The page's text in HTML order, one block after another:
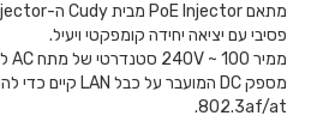
מתאם PoE Injector מבית Cudy ה-PoE Injector הוא מזרק POE
ויעיל.
מספק DC המועבר על כבל LAN קיים כדי להפעיל את ה-IEEE